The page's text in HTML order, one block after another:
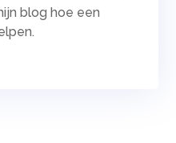
blog hoe een